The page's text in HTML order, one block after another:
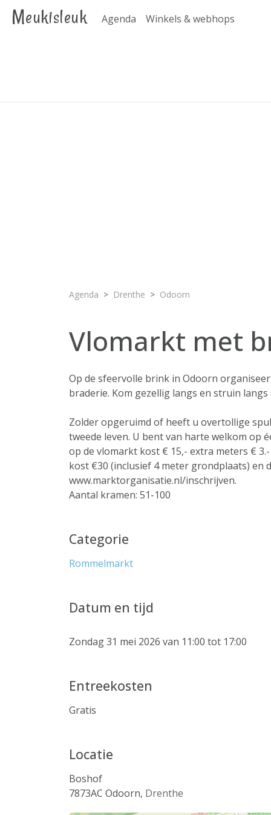
Meukisleuk Agenda Winkels & webhops
Agenda Drenthe Odoorn
Vlomarkt met
Op de sfeervolle brink in Odoorn
braderie. Kom gezellig langs en struin
Zolder opgeruimd of heeft u overtollige
tweede leven. U bent van harte welkom op
op de vlomarkt kost € 15,- extra meters €
kost €30 (inclusief 4 meter grondplaats) en
www.marktorganisatie.nl/inschrijven.
Aantal kramen: 51-100
Categorie
Rommelmarkt
Datum en tijd
Zondag 31 mei 2026 van 11:00 tot 17:00
Entreekosten
Gratis
Locatie
Boshof
7873AC Odoorn, Drenthe